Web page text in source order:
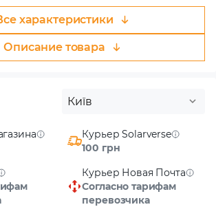
характеристики
Описание товара
Київ
Курьер Solarverse
100 грн
Курьер Новая Почта
Согласно тарифам
перевозчика